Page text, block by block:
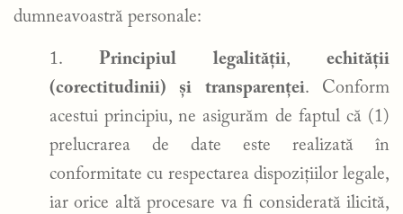
dumneavoastră personale:
Principiul legalității,echității
(corectitudinii) și transparenței. Conform
acestui principiu, ne asigurăm de faptul că (1)
prelucrarea de date este realizată în
conformitate cu respectarea dispozițiilor legale,
iar orice altă procesare va fi considerată ilicită,